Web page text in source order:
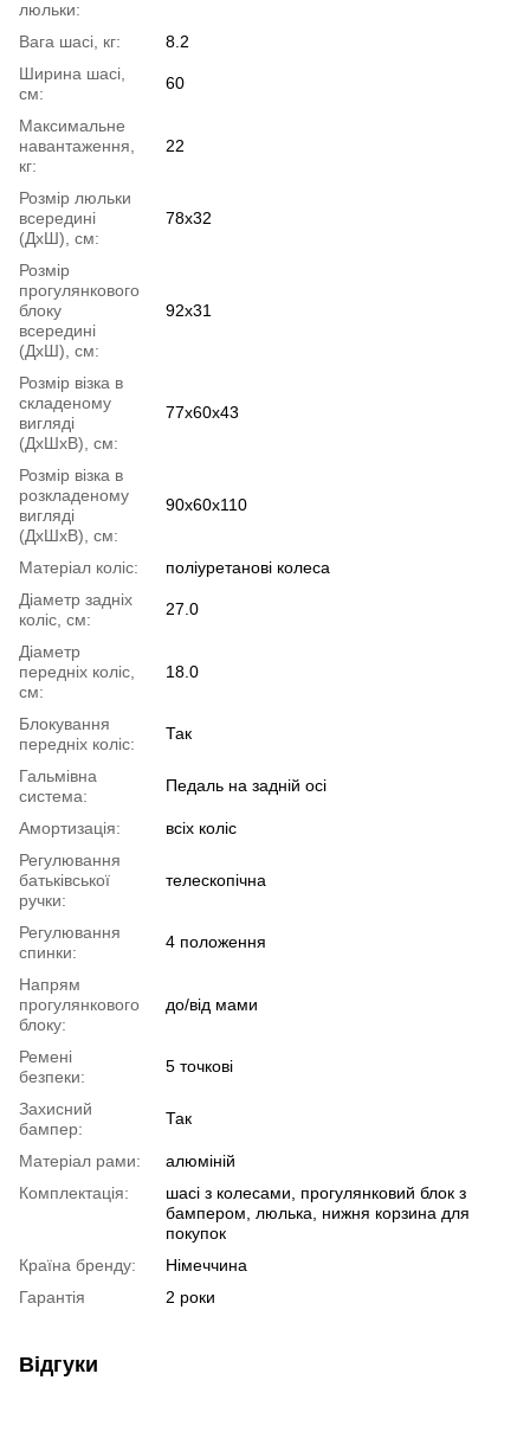
люльки:
Вага шасі, кг:
8.2
Ширина шасі,
см:
60
Максимальне
навантаження,
кг:
22
Розмір люльки
всередині
(ДхШ), см:
78x32
Розмір
прогулянкового
блоку
всередині
(ДхШ), см:
92x31
Розмір візка в
складеному
вигляді
(ДхШхВ), см:
77x60x43
Розмір візка в
розкладеному
вигляді
(ДхШхВ), см:
90x60x110
Матеріал коліс:
поліуретанові колеса
Діаметр задніх
коліс, см:
27.0
Діаметр
передніх коліс,
см:
18.0
Блокування
передніх коліс:
Так
Гальмівна
система:
Педаль на задній осі
Амортизація:
всіx коліс
Регулювання
батьківської
ручки:
телескопічна
Регулювання
спинки:
4 положення
Напрям
прогулянкового
блоку:
до/від мами
Ремені
безпеки:
5 точкові
Захисний
бампер:
Так
Матеріал рами:
алюміній
Комплектація:
шасі з колесами, прогулянковий блок з
бампером, люлька, нижня корзина для
покупок
Країна бренду:
Німеччина
Гарантія
2 роки
Відгуки